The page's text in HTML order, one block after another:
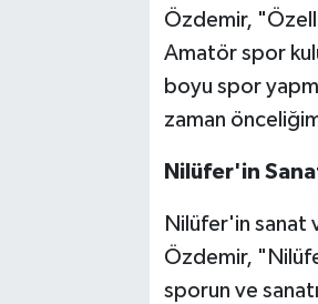
Özdemir,
Amatör spor
boyu spor
zaman
Nilüfer'in
Nilüfer'in sanat
Özdemir,
sporun ve